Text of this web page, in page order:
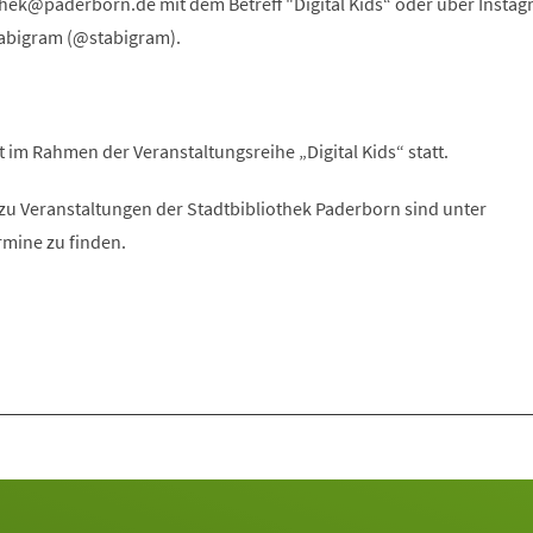
(@stabigram).
Rahmen der Veranstaltungsreihe „Digital Kids“ statt.
Veranstaltungen der Stadtbibliothek Paderborn sind unter
zu finden.